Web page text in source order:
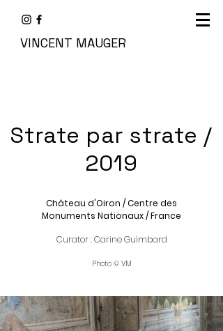
VINCENT MAUGER
Strate par strate /
2019
Château d'Oiron / Centre des
Monuments Nationaux / France
Curator : Carine Guimbard
Photo © VM